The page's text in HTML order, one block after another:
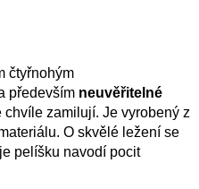
čtyřnohým
především neuvěřitelné
chvíle zamilují. Je vyrobený z
O skvělé ležení se
pelíšku navodí pocit